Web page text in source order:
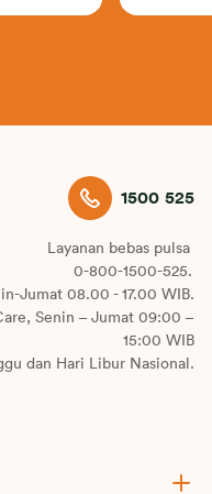
1500 525
Layanan bebas pulsa
0-800-1500-525.
Jumat 08.00 - 17.00 WIB.
Senin – Jumat 09:00 –
15:00 WIB
dan Hari Libur Nasional.